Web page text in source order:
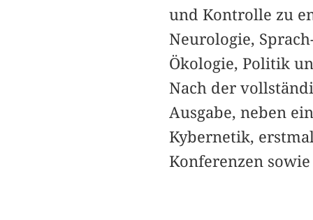
und Kontrolle zu
Neurologie,
Ökologie, Politik
Nach der
Ausgabe, neben
Kybernetik,
Konferenzen